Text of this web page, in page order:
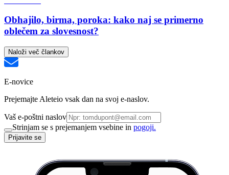
Obhajilo, birma, poroka: kako naj se primerno
oblečem za slovesnost?
Naloži več člankov
E-novice
Prejemajte Aleteio vsak dan na svoj e-naslov.
Vaš e-poštni naslov
Strinjam se s prejemanjem vsebine in pogoji.
Prijavite se